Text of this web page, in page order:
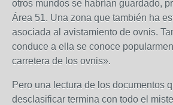
otros mundos se habrían guardado,
Área 51. Una zona que también ha
asociada al avistamiento de ovnis.
conduce a ella se conoce
carretera de los ovnis».
Pero una lectura de los documentos
desclasificar termina con todo el